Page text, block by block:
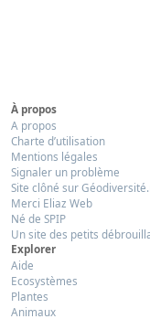
À propos
A propos
Charte d’utilisation
Mentions légales
Signaler un problème
Site clôné sur
Merci Eliaz Web
Né de SPIP
Un site des petits
Explorer
Aide
Ecosystèmes
Plantes
Animaux